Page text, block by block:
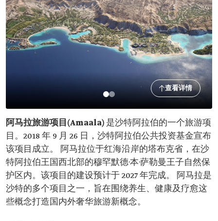
查看详情
阿马拉旅游项目(Amaala) 是沙特阿拉伯的一个旅游项
目。2018 年 9 月 26 日，沙特阿拉伯公共投资基金宣布
该项目成立。 阿马拉位于红海沿岸的塔布克省，在沙
特阿拉伯王国西北部的穆罕默德·本·萨勒曼王子自然保
护区内。该项目的建设预计于 2027 年完成。 阿马拉是
沙特的多个项目之一，旨在围绕养生、健康及疗愈这
些概念打造国内外奢华旅游新概念。